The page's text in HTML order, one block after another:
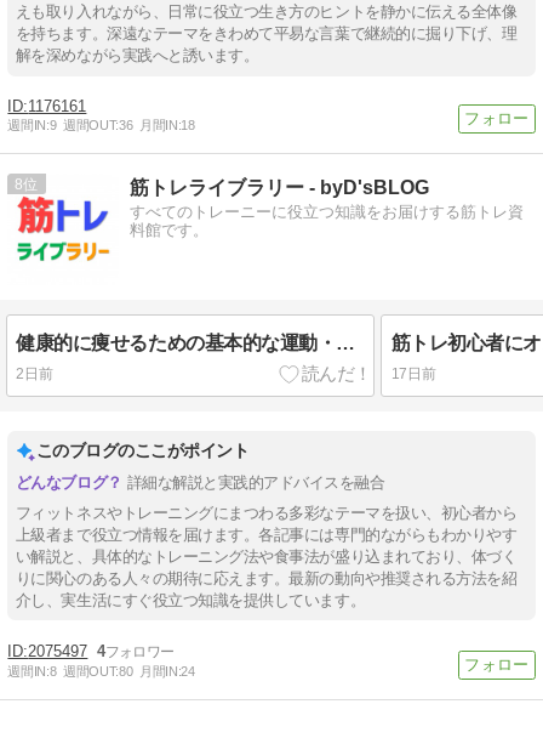
えも取り入れながら、日常に役立つ生き方のヒントを静かに伝える全体像
を持ちます。深遠なテーマをきわめて平易な言葉で継続的に掘り下げ、理
解を深めながら実践へと誘います。
1176161
週間IN:9 週間OUT:36 月間IN:18
8 筋トレライブラリー - byD'sBLOG
すべてのトレーニーに役立つ知識をお届けする筋トレ資
料館です。
健康的に痩せるための基本的な運動・食事の方法について【ダイエット・筋トレ・有酸素運動・食事・睡眠】
2日前 17日前
このブログのここがポイント
詳細な解説と実践的アドバイスを融合
フィットネスやトレーニングにまつわる多彩なテーマを扱い、初心者から
上級者まで役立つ情報を届けます。各記事には専門的ながらもわかりやす
い解説と、具体的なトレーニング法や食事法が盛り込まれており、体づく
りに関心のある人々の期待に応えます。最新の動向や推奨される方法を紹
介し、実生活にすぐ役立つ知識を提供しています。
2075497 4
週間IN:8 週間OUT:80 月間IN:24